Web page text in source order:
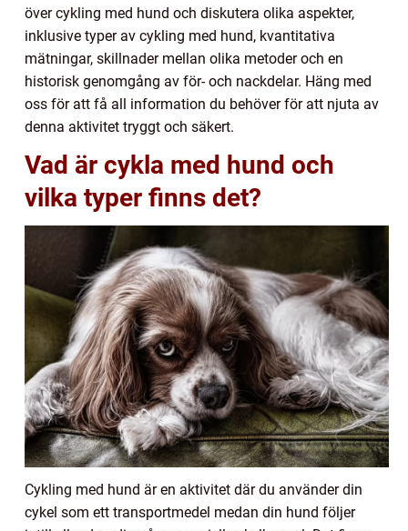
över cykling med hund och diskutera olika aspekter,
inklusive typer av cykling med hund, kvantitativa
mätningar, skillnader mellan olika metoder och en
historisk genomgång av för- och nackdelar. Häng med
oss för att få all information du behöver för att njuta av
denna aktivitet tryggt och säkert.
Vad är cykla med hund och
vilka typer finns det?
Cykling med hund är en aktivitet där du använder din
cykel som ett transportmedel medan din hund följer